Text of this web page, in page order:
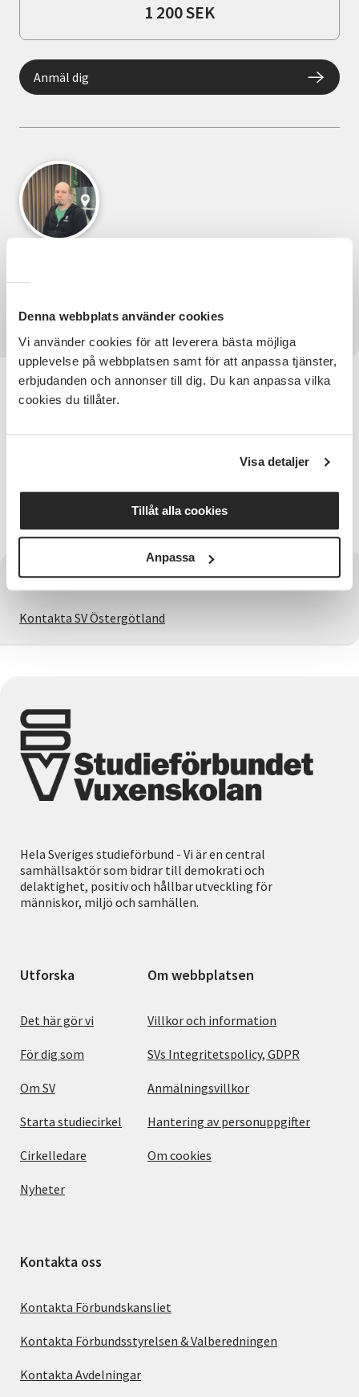
Denna webbplats använder cookies
Vi använder cookies för att leverera bästa möjliga
upplevelse på webbplatsen samt för att anpassa tjänster,
erbjudanden och annonser till dig. Du kan anpassa vilka
cookies du tillåter.
Visa detaljer
Tillåt alla cookies
Anpassa
Information
Vi sjunger sånger vi känner igen tillsammans. Här kan
Cecilia Beltramo 070-738 23 62
cecilia.beltramo@sv.se
1 200 SEK
Anmäl dig
Har du några frågor?
Kontakta SV Östergötland
Hela Sveriges studieförbund - Vi är en central
samhällsaktör som bidrar till demokrati och
delaktighet, positiv och hållbar utveckling för
människor, miljö och samhällen.
Utforska
Det här gör vi
För dig som
Om SV
Starta studiecirkel
Cirkelledare
Nyheter
Om webbplatsen
Villkor och information
SVs Integritetspolicy, GDPR
Anmälningsvillkor
Hantering av personuppgifter
Om cookies
Kontakta oss
Kontakta Förbundskansliet
Kontakta Förbundsstyrelsen & Valberedningen
Kontakta Avdelningar